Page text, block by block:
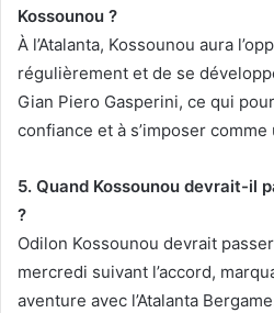
Kossounou ?
À l’Atalanta, Kossounou aura
régulièrement et de se
Gian Piero Gasperini, ce qui
confiance et à s’imposer
5. Quand Kossounou devrait-il
?
Odilon Kossounou devrait
mercredi suivant l’accord,
aventure avec l’Atalanta